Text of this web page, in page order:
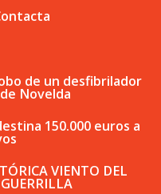
de un desfibrilador
Novelda
150.000 euros a
VIENTO DEL